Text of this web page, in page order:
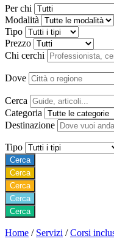
Per chi
Modalità
Tipo
Prezzo
Chi cerchi
Dove
Cerca
Categoria
Destinazione
Tipo
Cerca
Cerca
Cerca
Cerca
Cerca
Home / Servizi / Corsi